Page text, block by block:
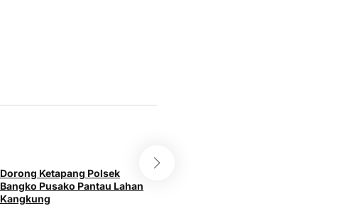
Dorong Ketapang Polsek
Bangko Pusako Pantau Lahan
Kangkung